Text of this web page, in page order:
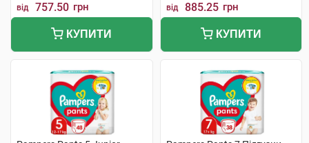
від 757.50 грн
КУПИТИ
від 885.25 грн
КУПИТИ